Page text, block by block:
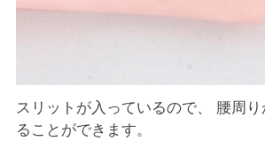
スリットが入っているので、 腰周
ることができます。